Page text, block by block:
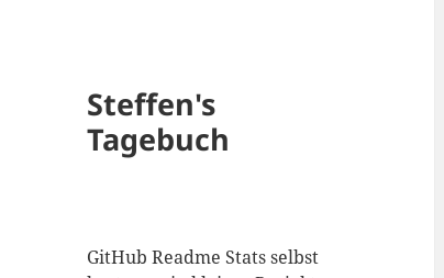
Steffen's
Tagebuch
GitHub Readme Stats selbst